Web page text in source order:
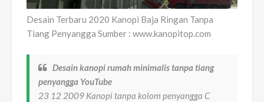
Desain Terbaru 2020 Kanopi Baja Ringan Tanpa
Tiang Penyangga Sumber : www.kanopitop.com
Desain kanopi rumah minimalis tanpa tiang
penyangga YouTube
23 12 2009 Kanopi tanpa kolom penyangga C